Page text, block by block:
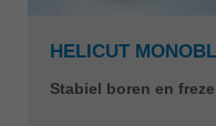
HELICUT
Stabiel boren en